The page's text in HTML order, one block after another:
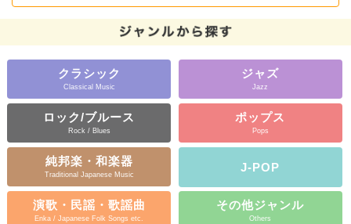
クラシック
Classical Music
ジャズ
Jazz
ロック/ブルース
Rock / Blues
ポップス
Pops
純邦楽・和楽器
Traditional Japanese Music
J-POP
演歌・民謡・歌謡曲
Enka / Japanese Folk Songs etc.
その他ジャンル
Others